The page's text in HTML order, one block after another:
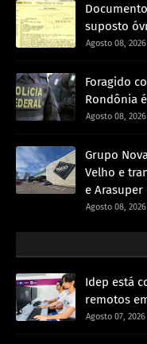
suposto
Agosto 08, 2026
Foragido
Rondônia
Agosto 08, 2026
Grupo
Velho e
e
Agosto 08, 2026
Idep está
remotos
Agosto 07, 2026